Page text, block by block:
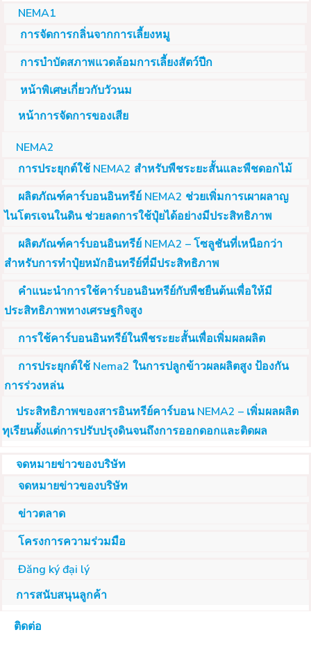
NEMA1
การจัดการกลิ่นจากการเลี้ยงหมู
การบำบัดสภาพแวดล้อมการเลี้ยงสัตว์ปีก
หน้าพิเศษเกี่ยวกับวัวนม
หน้าการจัดการของเสีย
NEMA2
การประยุกต์ใช้ NEMA2 สำหรับพืชระยะสั้นและพืชดอกไม้
ผลิตภัณฑ์คาร์บอนอินทรีย์ NEMA2 ช่วยเพิ่มการเผาผลาญ
ไนโตรเจนในดิน ช่วยลดการใช้ปุ๋ยได้อย่างมีประสิทธิภาพ
ผลิตภัณฑ์คาร์บอนอินทรีย์ NEMA2 – โซลูชันที่เหนือกว่า
สำหรับการทำปุ๋ยหมักอินทรีย์ที่มีประสิทธิภาพ
คำแนะนำการใช้คาร์บอนอินทรีย์กับพืชยืนต้นเพื่อให้มี
ประสิทธิภาพทางเศรษฐกิจสูง
การใช้คาร์บอนอินทรีย์ในพืชระยะสั้นเพื่อเพิ่มผลผลิต
การประยุกต์ใช้ Nema2 ในการปลูกข้าวผลผลิตสูง ป้องกัน
การร่วงหล่น
ประสิทธิภาพของสารอินทรีย์คาร์บอน NEMA2 – เพิ่มผลผลิต
ทุเรียนตั้งแต่การปรับปรุงดินจนถึงการออกดอกและติดผล
จดหมายข่าวของบริษัท
จดหมายข่าวของบริษัท
ข่าวตลาด
โครงการความร่วมมือ
Đăng ký đại lý
การสนับสนุนลูกค้า
ติดต่อ